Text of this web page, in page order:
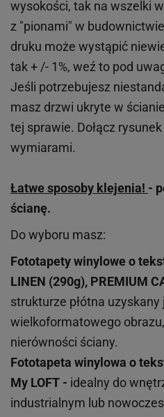
wysokości, tak na wszelki
z "pionami" w
druku może wystąpić
tak + /- 1%, weź to pod
Jeśli potrzebujesz
masz drzwi ukryte w
tej sprawie. Dołącz
wymiarami.
Łatwe sposoby klejenia! -
ścianę.
Do wyboru masz:
Fototapety winylowe o
LINEN (290g), PREMIUM
strukturze płótna
wielkoformatowego
nierówności ściany.
Fototapeta winylowa o
My LOFT - idealny do
industrialnym lub